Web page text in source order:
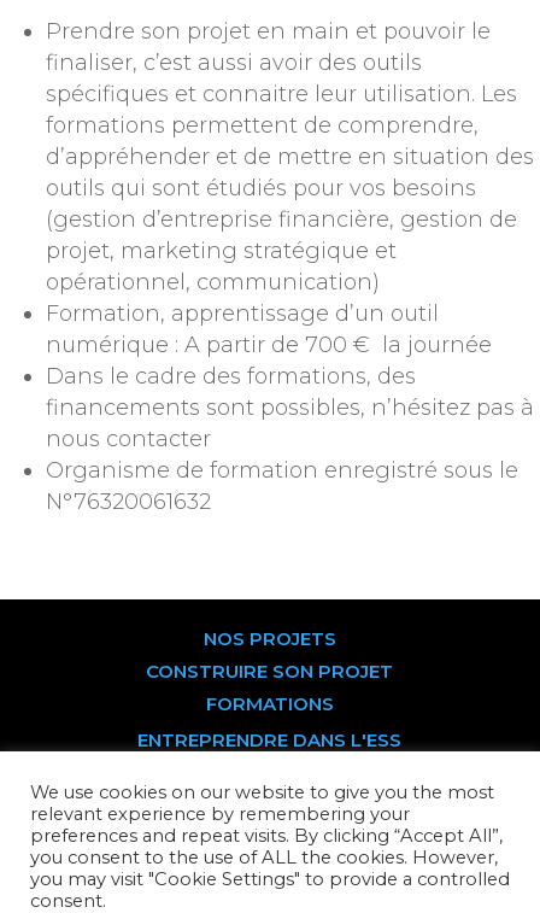
Prendre son projet en main et pouvoir le
finaliser, c’est aussi avoir des outils
spécifiques et connaitre leur utilisation. Les
formations permettent de comprendre,
d’appréhender et de mettre en situation des
outils qui sont étudiés pour vos besoins
(gestion d’entreprise financière, gestion de
projet, marketing stratégique et
opérationnel, communication)
Formation, apprentissage d’un outil
numérique : A partir de 700 € la journée
Dans le cadre des formations, des
financements sont possibles, n’hésitez pas à
nous contacter
Organisme de formation enregistré sous le
N°76320061632
NOS PROJETS
CONSTRUIRE SON PROJET
FORMATIONS
ENTREPRENDRE DANS L'ESS
PARTS SOCIALES
TITRES PARTICIPATIFS
CONTACTEZ-NOUS
We use cookies on our website to give you the most
relevant experience by remembering your
preferences and repeat visits. By clicking “Accept All”,
you consent to the use of ALL the cookies. However,
you may visit "Cookie Settings" to provide a controlled
consent.